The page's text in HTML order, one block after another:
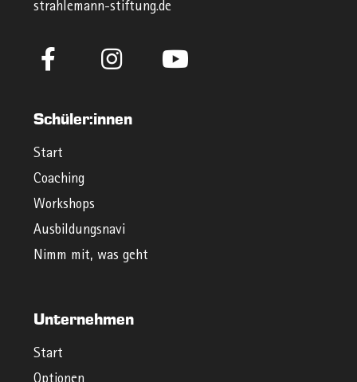
strahlemann-stiftung.de
Schüler:innen
Start
Coaching
Workshops
Ausbildungsnavi
Nimm mit, was geht
Unternehmen
Start